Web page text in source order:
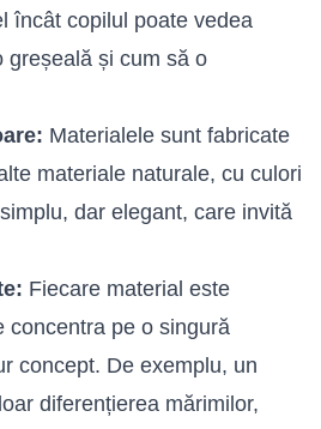
încât copilul poate vedea
greșeală și cum să o
Materialele sunt fabricate
materiale naturale, cu culori
dar elegant, care invită
Fiecare material este
concentra pe o singură
concept. De exemplu, un
diferențierea mărimilor,